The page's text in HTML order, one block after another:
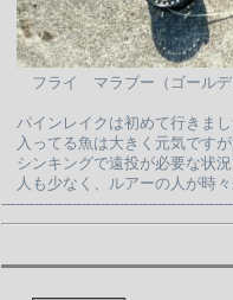
フライ マラブー（ゴールデ
パインレイクは初めて行きまし
入ってる魚は大きく元気です
シンキングで遠投が必要な状況
人も少なく、ルアーの人が時